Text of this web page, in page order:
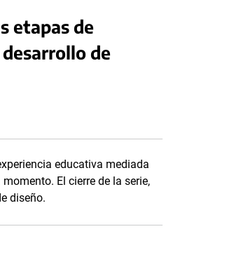
etapas de
de
educativa mediada
El cierre de la serie,
diseño.